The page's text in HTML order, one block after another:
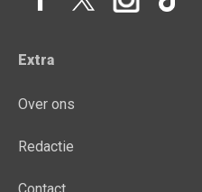
Extra
Over ons
Redactie